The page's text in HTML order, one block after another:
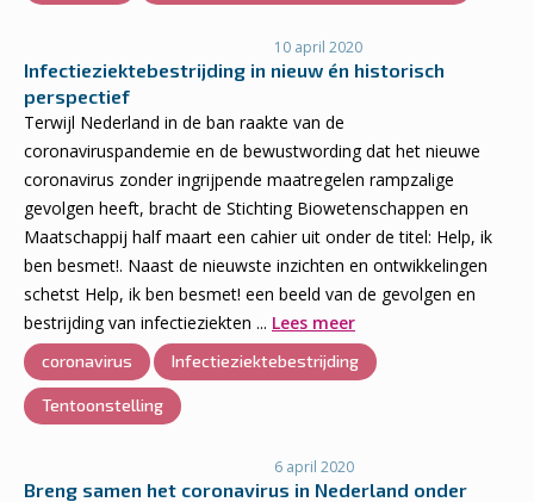
10 april 2020
Infectieziektebestrijding in nieuw én historisch
perspectief
Terwijl Nederland in de ban raakte van de
coronaviruspandemie en de bewustwording dat het nieuwe
coronavirus zonder ingrijpende maatregelen rampzalige
gevolgen heeft, bracht de Stichting Biowetenschappen en
Maatschappij half maart een cahier uit onder de titel: Help, ik
ben besmet!. Naast de nieuwste inzichten en ontwikkelingen
schetst Help, ik ben besmet! een beeld van de gevolgen en
bestrijding van infectieziekten ... Lees meer
coronavirus Infectieziektebestrijding
Tentoonstelling
6 april 2020
Breng samen het coronavirus in Nederland onder